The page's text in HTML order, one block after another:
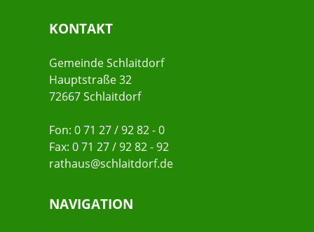
KONTAKT
Gemeinde Schlaitdorf
Hauptstraße 32
72667 Schlaitdorf
Fon: 0 71 27 / 92 82 - 0
Fax: 0 71 27 / 92 82 - 92
rathaus@schlaitdorf.de
NAVIGATION